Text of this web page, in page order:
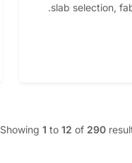
slab selection,
Showing 1 to 12 of 290